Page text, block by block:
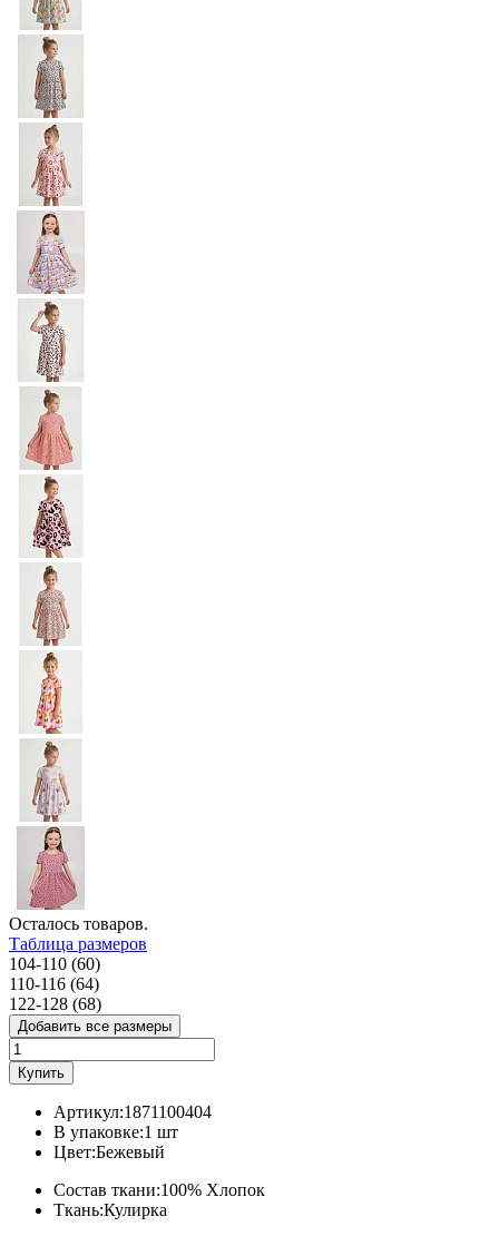
Осталось товаров.
Таблица размеров
104-110 (60)
110-116 (64)
122-128 (68)
Добавить все размеры
Купить
Артикул:1871100404
В упаковке:1 шт
Цвет:Бежевый
Состав ткани:100% Хлопок
Ткань:Кулирка